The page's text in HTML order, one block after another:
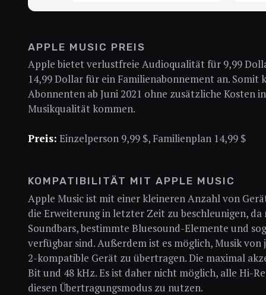
APPLE MUSIC PREIS
Apple bietet verlustfreie Audioqualität für 9,99
14,99 Dollar für ein Familienabonnement an. Somit
Abonnenten ab Juni 2021 ohne zusätzliche Kosten
Musikqualität kommen.
Preis: Einzelperson 9,99 $, Familienplan 14,99 $
KOMPATIBILITÄT MIT APPLE MUSIC
Apple Music ist mit einer kleineren Anzahl von
die Erweiterung in letzter Zeit zu beschleunigen,
Soundbars, bestimmte Bluesound-Elemente und
verfügbar sind. Außerdem ist es möglich, Musik
2-kompatible Gerät zu übertragen. Die maximal
Bit und 48 kHz. Es ist daher nicht möglich, alle Hi-
diesen Übertragungsmodus zu nutzen.